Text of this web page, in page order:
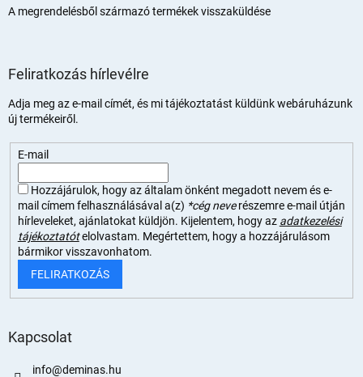
A megrendelésből származó termékek visszaküldése
Feliratkozás hírlevélre
Adja meg az e-mail címét, és mi tájékoztatást küldünk webáruházunk
új termékeiről.
E-mail
Hozzájárulok, hogy az általam önként megadott nevem és e-
mail címem felhasználásával a(z) *cég neverészemre e-mail útján
hírleveleket, ajánlatokat küldjön. Kijelentem, hogy az adatkezelési
tájékoztatót elolvastam. Megértettem, hogy a hozzájárulásom
bármikor visszavonhatom.
FELIRATKOZÁS
Kapcsolat
info@deminas.hu